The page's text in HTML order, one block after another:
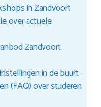
in Zandvoort
over actuele
Zandvoort
in de buurt
(FAQ) over studeren